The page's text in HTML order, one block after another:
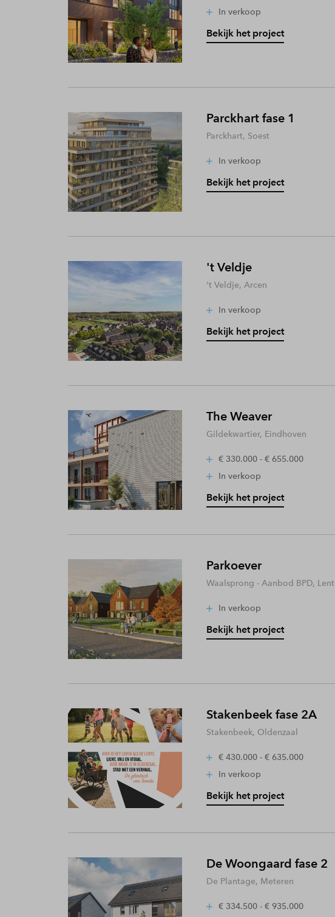
In verkoop
Bekijk het project
Parckhart fase 1
Parckhart, Soest
In verkoop
Bekijk het project
't Veldje
't Veldje, Arcen
In verkoop
Bekijk het project
The Weaver
Gildekwartier, Eindhoven
€ 330.000 - € 655.000
In verkoop
Bekijk het project
Parkoever
Waalsprong - Aanbod BPD, Lent
In verkoop
Bekijk het project
Stakenbeek fase 2A
Stakenbeek, Oldenzaal
€ 430.000 - € 635.000
In verkoop
Bekijk het project
De Woongaard fase 2
De Plantage, Meteren
€ 334.500 - € 935.000